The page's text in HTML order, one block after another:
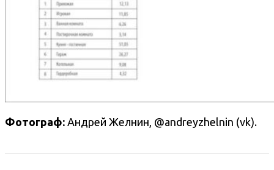
Фотограф: Андрей Желнин, @andreyzhelnin (vk).